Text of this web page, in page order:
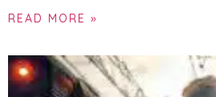
READ MORE »